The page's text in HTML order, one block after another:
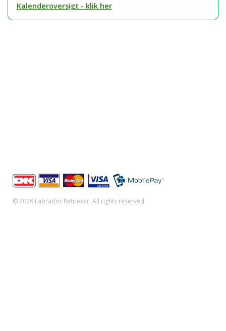
Kalenderoversigt - klik her
© 2026 Labrador Retriever. All rights reserved.